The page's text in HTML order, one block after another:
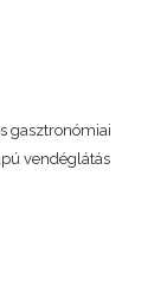
gasztronómiai
vendéglátás